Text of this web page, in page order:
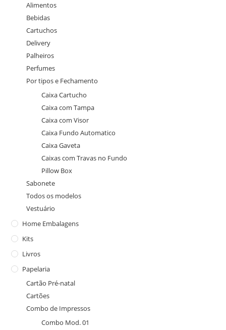
Alimentos
Bebidas
Cartuchos
Delivery
Palheiros
Perfumes
Por tipos e Fechamento
Caixa Cartucho
Caixa com Tampa
Caixa com Visor
Caixa Fundo Automatico
Caixa Gaveta
Caixas com Travas no Fundo
Pillow Box
Sabonete
Todos os modelos
Vestuário
Home Embalagens
Kits
Livros
Papelaria
Cartão Pré-natal
Cartões
Combo de Impressos
Combo Mod. 01